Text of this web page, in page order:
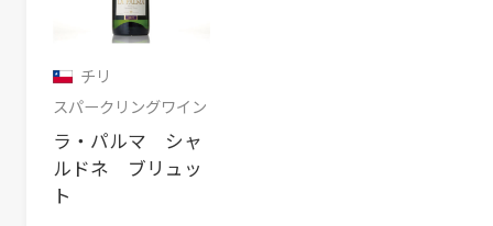
チリ
スパークリングワイン
ラ・パルマ シャ
ルドネ ブリュッ
ト